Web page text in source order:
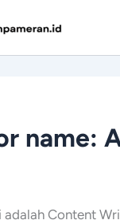
name:
adalah Content